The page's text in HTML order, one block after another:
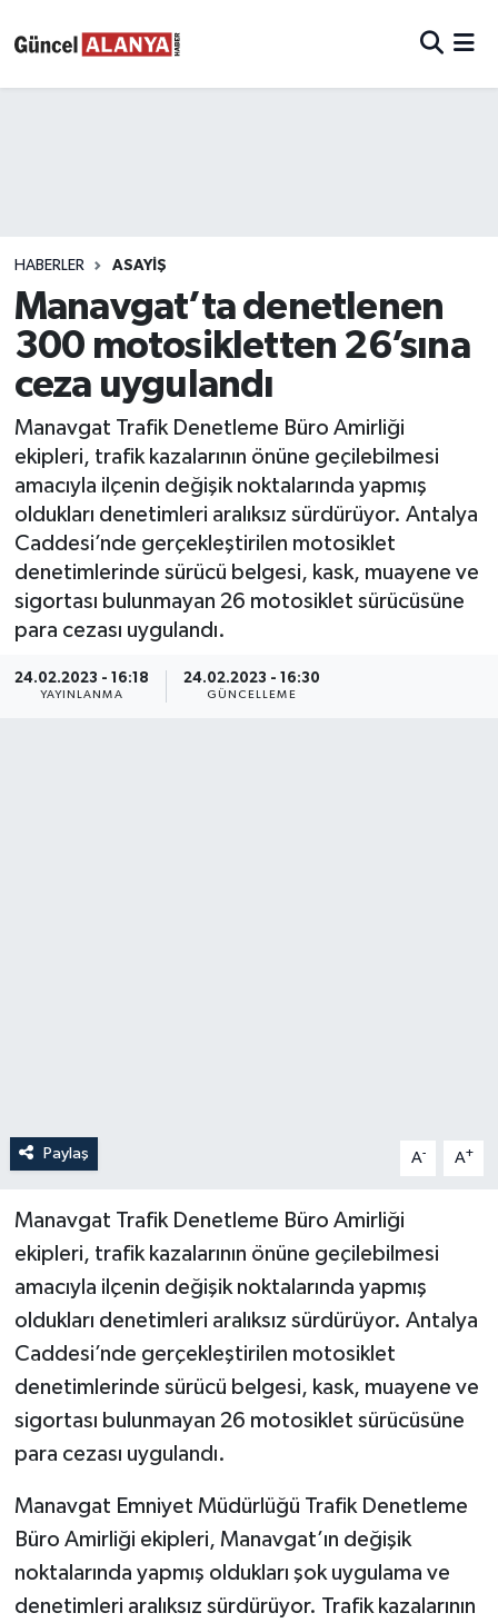
HABERLER ASAYIŞ
Manavgat’ta denetlenen
300 motosikletten 26’sına
ceza uygulandı
Manavgat Trafik Denetleme Büro Amirliği
ekipleri, trafik kazalarının önüne geçilebilmesi
amacıyla ilçenin değişik noktalarında yapmış
oldukları denetimleri aralıksız sürdürüyor. Antalya
Caddesi’nde gerçekleştirilen motosiklet
denetimlerinde sürücü belgesi, kask, muayene ve
sigortası bulunmayan 26 motosiklet sürücüsüne
para cezası uygulandı.
24.02.2023 - 16:18
YAYINLANMA
24.02.2023 - 16:30
GÜNCELLEME
Paylaş A- A+
Manavgat Trafik Denetleme Büro Amirliği
ekipleri, trafik kazalarının önüne geçilebilmesi
amacıyla ilçenin değişik noktalarında yapmış
oldukları denetimleri aralıksız sürdürüyor. Antalya
Caddesi’nde gerçekleştirilen motosiklet
denetimlerinde sürücü belgesi, kask, muayene ve
sigortası bulunmayan 26 motosiklet sürücüsüne
para cezası uygulandı.
Manavgat Emniyet Müdürlüğü Trafik Denetleme
Büro Amirliği ekipleri, Manavgat’ın değişik
noktalarında yapmış oldukları şok uygulama ve
denetimleri aralıksız sürdürüyor. Trafik kazalarının